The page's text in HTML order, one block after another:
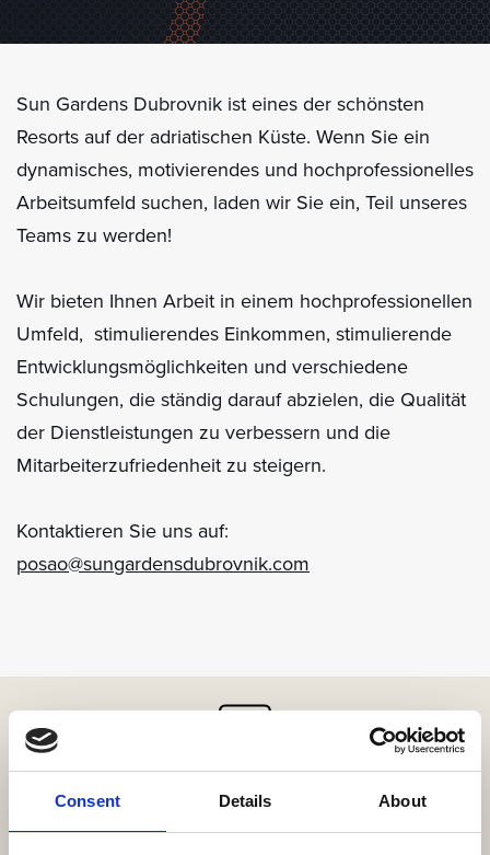
Consent Details About
Sun Gardens Dubrovnik ist eines der schönsten
Resorts auf der adriatischen Küste. Wenn Sie ein
dynamisches, motivierendes und hochprofessionelles
Arbeitsumfeld suchen, laden wir Sie ein, Teil unseres
Teams zu werden!
Wir bieten Ihnen Arbeit in einem hochprofessionellen
Umfeld, stimulierendes Einkommen, stimulierende
Entwicklungsmöglichkeiten und verschiedene
Schulungen, die ständig darauf abzielen, die Qualität
der Dienstleistungen zu verbessern und die
Mitarbeiterzufriedenheit zu steigern.
Kontaktieren Sie uns auf:
posao@sungardensdubrovnik.com
Holen Sie sich hier die Resort-App!
Erkunden Sie das Resort über unsere Web-App, reservieren